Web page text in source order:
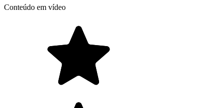
Conteúdo em vídeo